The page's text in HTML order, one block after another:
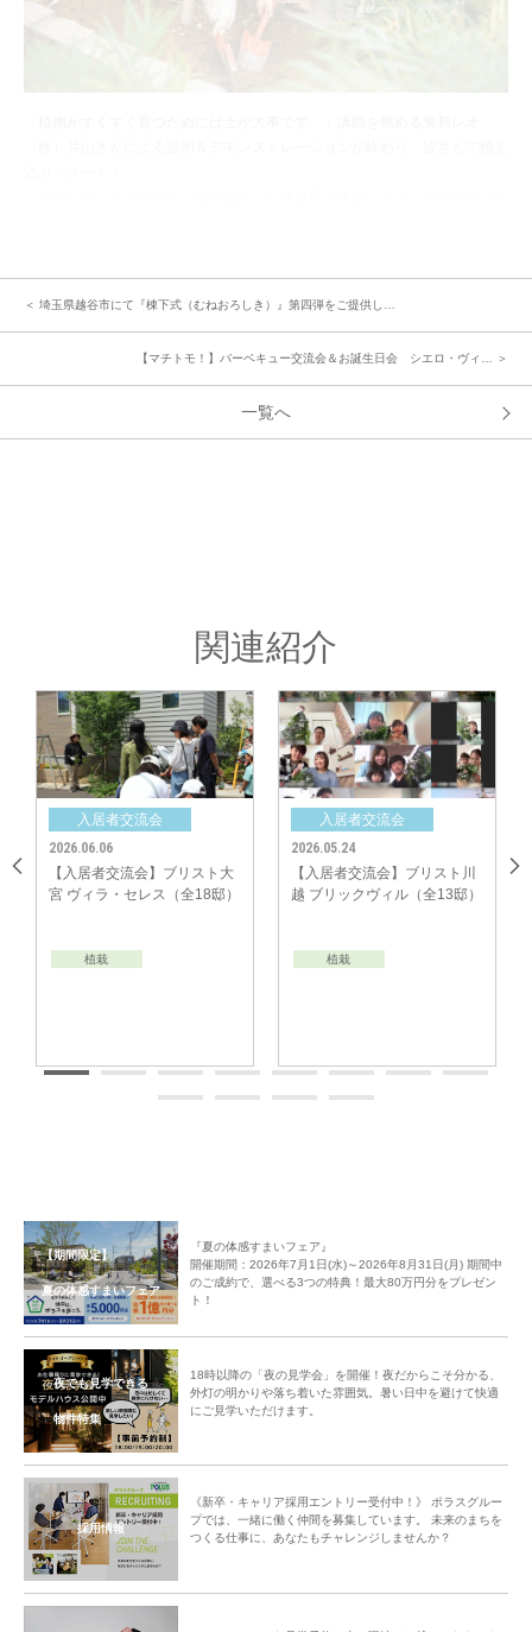
ます。
集中力！お子さんたちも土や草花と触れ合い楽しそう♪1時間ほどで植え込
みが完成！街なみがパッと明るく美しくなりました。
＜ 埼玉県越谷市にて『棟下式（むねおろしき）』第四弾をご提供し…
【マチトモ！】バーベキュー交流会＆お誕生日会 シエロ・ヴィ… ＞
一覧へ
関連紹介
入居者交流会
2026.05.24
【入居者交流会】ブリスト川
越 ブリックヴィル（全13邸）
入居者交流会
2026.04.11
【入居者交流会】ビー・グレ
イス新八柱 トライラウンジ
【入
【期間限定】
夏の体感すまいフェア
『夏の体感すまいフェア』
開催期間：2026年7月1日(水)～2026年8月31日(月) 期間中
のご成約で、選べる3つの特典！最大80万円分をプレゼン
ト！
夜でも見学できる
物件特集
18時以降の「夜の見学会」を開催！夜だからこそ分かる、
外灯の明かりや落ち着いた雰囲気。暑い日中を避けて快適
にご見学いただけます。
採用情報
《新卒・キャリア採用エントリー受付中！》 ポラスグルー
プでは、一緒に働く仲間を募集しています。 未来のまちを
つくる仕事に、あなたもチャレンジしませんか？